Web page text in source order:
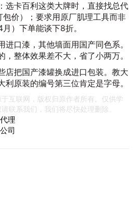
选卡百利这类大牌时，直接找总代
价）；要求用原厂肌理工具而非
）下单能谈下8折。
口漆，其他墙面用国产同色系。
整体效果差不大，省了小两万。
店把国产漆罐换成进口包装。教大
原装的编号第三位肯定是字母。
互联网，版权归原作者所有。仅供学
联系我们，我们将尽快处理删除。
理
司